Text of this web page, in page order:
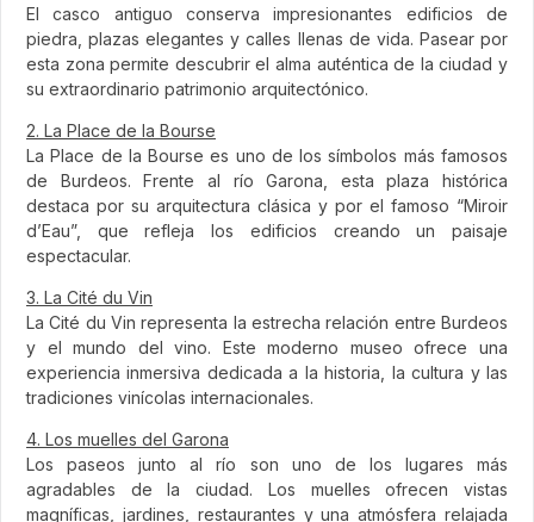
El casco antiguo conserva impresionantes edificios de
piedra, plazas elegantes y calles llenas de vida. Pasear por
esta zona permite descubrir el alma auténtica de la ciudad y
su extraordinario patrimonio arquitectónico.
2. La Place de la Bourse
La Place de la Bourse es uno de los símbolos más famosos
de Burdeos. Frente al río Garona, esta plaza histórica
destaca por su arquitectura clásica y por el famoso “Miroir
d’Eau”, que refleja los edificios creando un paisaje
espectacular.
3. La Cité du Vin
La Cité du Vin representa la estrecha relación entre Burdeos
y el mundo del vino. Este moderno museo ofrece una
experiencia inmersiva dedicada a la historia, la cultura y las
tradiciones vinícolas internacionales.
4. Los muelles del Garona
Los paseos junto al río son uno de los lugares más
agradables de la ciudad. Los muelles ofrecen vistas
magníficas, jardines, restaurantes y una atmósfera relajada